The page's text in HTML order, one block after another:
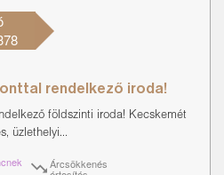
rendelkező iroda!
földszinti iroda! Kecskemét
üzlethelyi...
Árcsökkenés